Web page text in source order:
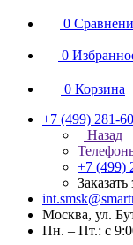
0
0
0 Корзина
+7 (499) 281-
Назад
+7 (499)
Москва, ул.
Пн. – Пт.: с